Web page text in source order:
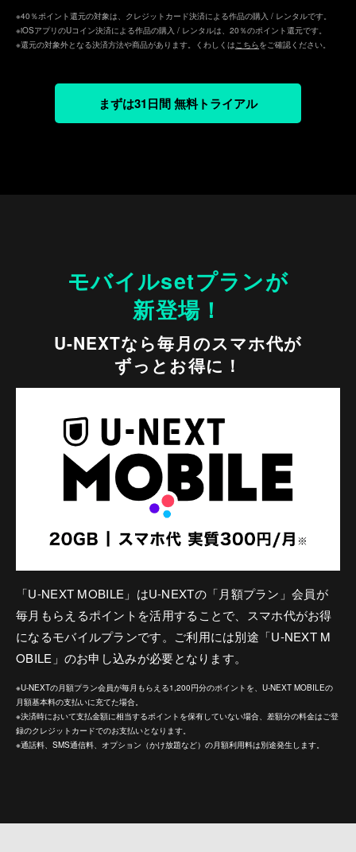
※40％ポイント還元の対象は、クレジットカード決済による作品の購入 / レンタルです。
※iOSアプリのUコイン決済による作品の購入 / レンタルは、20％のポイント還元です。
※還元の対象外となる決済方法や商品があります。くわしくはこちらをご確認ください。
まずは31日間 無料トライアル
モバイルsetプランが
新登場！
U-NEXTなら毎月のスマホ代が
ずっとお得に！
「U-NEXT MOBILE」はU-NEXTの「月額プラン」会員が
毎月もらえるポイントを活用することで、スマホ代がお得
になるモバイルプランです。ご利用には別途「U-NEXT M
OBILE」のお申し込みが必要となります。
※U-NEXTの月額プラン会員が毎月もらえる1,200円分のポイントを、U-NEXT MOBILEの
月額基本料の支払いに充てた場合。
※決済時において支払金額に相当するポイントを保有していない場合、差額分の料金はご登
録のクレジットカードでのお支払いとなります。
※通話料、SMS通信料、オプション（かけ放題など）の月額利用料は別途発生します。